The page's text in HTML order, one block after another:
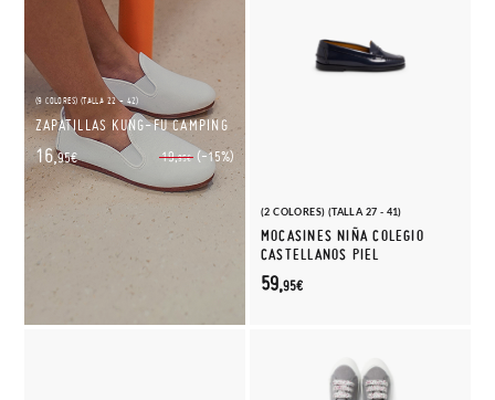
(9 COLORES) (TALLA 22 - 42)
ZAPATILLAS KUNG-FU CAMPING
19,95€ (-15%)
16,95€
(2 COLORES) (TALLA 27 - 41)
MOCASINES NIÑA COLEGIO
CASTELLANOS PIEL
59,95€